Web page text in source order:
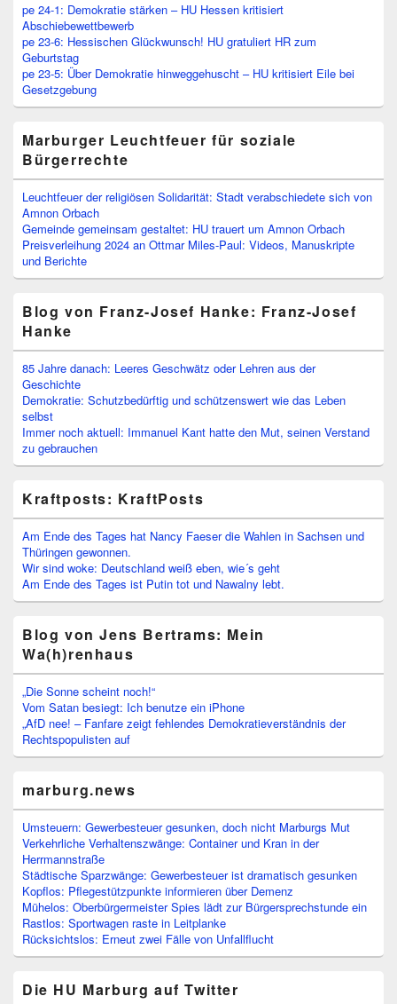
pe 24-1: Demokratie stärken – HU Hessen kritisiert
Abschiebewettbewerb
pe 23-6: Hessischen Glückwunsch! HU gratuliert HR zum
Geburtstag
pe 23-5: Über Demokratie hinweggehuscht – HU kritisiert Eile bei
Gesetzgebung
Marburger Leuchtfeuer für soziale
Bürgerrechte
Leuchtfeuer der religiösen Solidarität: Stadt verabschiedete sich von
Amnon Orbach
Gemeinde gemeinsam gestaltet: HU trauert um Amnon Orbach
Preisverleihung 2024 an Ottmar Miles-Paul: Videos, Manuskripte
und Berichte
Blog von Franz-Josef Hanke: Franz-Josef
Hanke
85 Jahre danach: Leeres Geschwätz oder Lehren aus der
Geschichte
Demokratie: Schutzbedürftig und schützenswert wie das Leben
selbst
Immer noch aktuell: Immanuel Kant hatte den Mut, seinen Verstand
zu gebrauchen
Kraftposts: KraftPosts
Am Ende des Tages hat Nancy Faeser die Wahlen in Sachsen und
Thüringen gewonnen.
Wir sind woke: Deutschland weiß eben, wie´s geht
Am Ende des Tages ist Putin tot und Nawalny lebt.
Blog von Jens Bertrams: Mein
Wa(h)renhaus
„Die Sonne scheint noch!“
Vom Satan besiegt: Ich benutze ein iPhone
„AfD nee! – Fanfare zeigt fehlendes Demokratieverständnis der
Rechtspopulisten auf
marburg.news
Umsteuern: Gewerbesteuer gesunken, doch nicht Marburgs Mut
Verkehrliche Verhaltenszwänge: Container und Kran in der
Herrmannstraße
Städtische Sparzwänge: Gewerbesteuer ist dramatisch gesunken
Kopflos: Pflegestützpunkte informieren über Demenz
Mühelos: Oberbürgermeister Spies lädt zur Bürgersprechstunde ein
Rastlos: Sportwagen raste in Leitplanke
Rücksichtslos: Erneut zwei Fälle von Unfallflucht
Die HU Marburg auf Twitter